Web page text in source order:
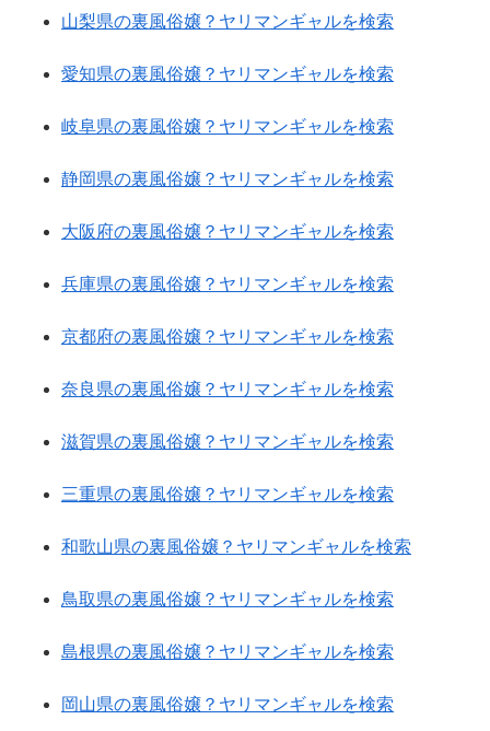
山梨県の裏風俗嬢？ヤリマンギャルを検索
愛知県の裏風俗嬢？ヤリマンギャルを検索
岐阜県の裏風俗嬢？ヤリマンギャルを検索
静岡県の裏風俗嬢？ヤリマンギャルを検索
大阪府の裏風俗嬢？ヤリマンギャルを検索
兵庫県の裏風俗嬢？ヤリマンギャルを検索
京都府の裏風俗嬢？ヤリマンギャルを検索
奈良県の裏風俗嬢？ヤリマンギャルを検索
滋賀県の裏風俗嬢？ヤリマンギャルを検索
三重県の裏風俗嬢？ヤリマンギャルを検索
和歌山県の裏風俗嬢？ヤリマンギャルを検索
鳥取県の裏風俗嬢？ヤリマンギャルを検索
島根県の裏風俗嬢？ヤリマンギャルを検索
岡山県の裏風俗嬢？ヤリマンギャルを検索